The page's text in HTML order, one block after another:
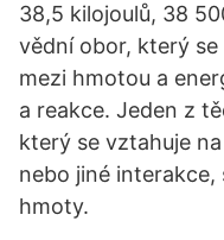
38,5 kilojoulů, 38
vědní obor, který
mezi hmotou a
a reakce. Jeden z
který se vztahuje
nebo jiné
hmoty.